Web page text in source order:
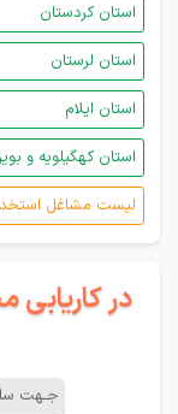
استان کردستان
استان لرستان
استان ایلام
استان کهگیلویه و
لیست مشاغل
در کاریابی
جـهت